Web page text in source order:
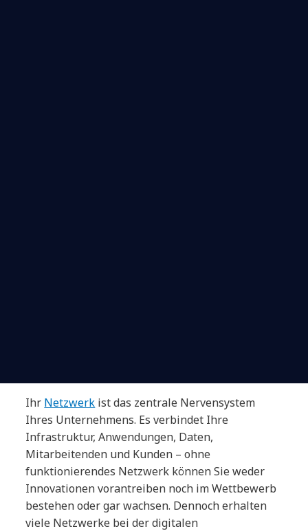
Ihr Netzwerk ist das zentrale Nervensystem
Ihres Unternehmens. Es verbindet Ihre
Infrastruktur, Anwendungen, Daten,
Mitarbeitenden und Kunden – ohne
funktionierendes Netzwerk können Sie weder
Innovationen vorantreiben noch im Wettbewerb
bestehen oder gar wachsen. Dennoch erhalten
viele Netzwerke bei der digitalen